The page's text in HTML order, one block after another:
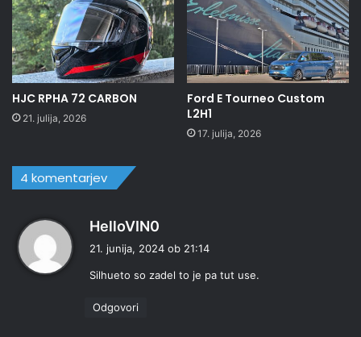
HJC RPHA 72 CARBON
21. julija, 2026
Ford E Tourneo Custom
L2H1
17. julija, 2026
4 komentarjev
HelloVIN0
r
v
21. junija, 2024 ob 21:14
Silhueto so zadel to je pa tut use.
Odgovori